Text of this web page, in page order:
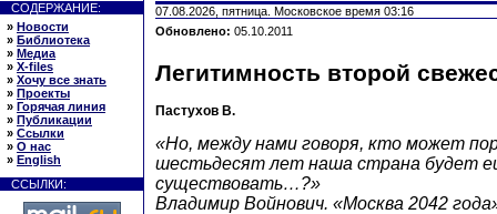
СОДЕРЖАНИЕ:
» Новости
» Библиотека
» Медиа
» X-files
» Хочу все знать
» Проекты
» Горячая линия
» Публикации
» Ссылки
» О нас
» English
ССЫЛКИ:
07.08.2026, пятница. Московское время 03:16
Обновлено: 05.10.2011
Легитимность второй
Пастухов В.
«Но, между нами говоря, кто может
шестьдесят лет наша страна будет
существовать…?»
Владимир Войнович. «Москва 2042